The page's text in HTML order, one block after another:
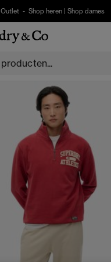
Outlet - Shop heren| Shop dames